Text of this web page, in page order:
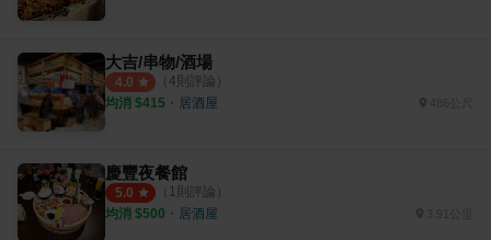
大吉/串物/酒場
4.0 （ 4則評論）
均消 $415 ・ 居酒屋 486公尺
慶豐夜餐館
5.0 （ 1 則評論）
均消 $500 ・ 居酒屋